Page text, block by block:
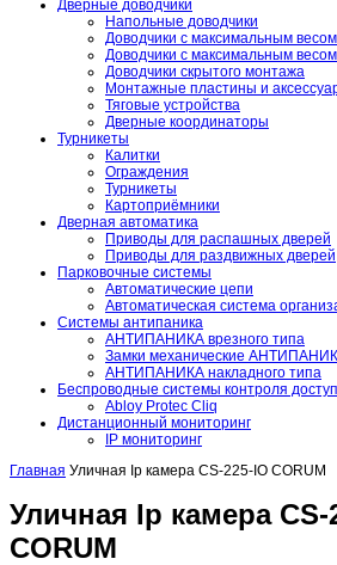
Дверные доводчики
Напольные доводчики
Доводчики с максимальным
Доводчики с максимальным
Доводчики скрытого монтажа
Монтажные пластины и
Тяговые устройства
Дверные координаторы
Турникеты
Калитки
Ограждения
Турникеты
Картоприёмники
Дверная автоматика
Приводы для распашных дверей
Приводы для раздвижных дверей
Парковочные системы
Автоматические цепи
Автоматическая система
Системы антипаника
АНТИПАНИКА врезного типа
Замки механические
АНТИПАНИКА накладного типа
Беспроводные системы контроля
Abloy Protec Cliq
Дистанционный мониторинг
IP мониторинг
Главная Уличная Ip камера CS-225-IO CORUM
Уличная Ip камера CS-
CORUM